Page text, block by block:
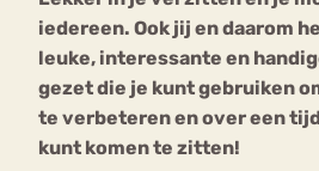
iedereen. Ook jij en daarom
leuke, interessante en
gezet die je kunt gebruiken
te verbeteren en over een
kunt komen te zitten!
Eetbuien Piekeren
Orthorexia
Afvallen